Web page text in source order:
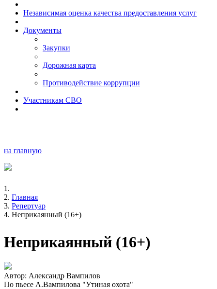
Независимая оценка качества предоставления услуг
Документы
Закупки
Дорожная карта
Противодействие коррупции
Участникам СВО
на главную
Главная
Репертуар
Неприкаянный (16+)
Неприкаянный (16+)
Автор: Александр Вампилов
По пьесе А.Вампилова "Утиная охота"